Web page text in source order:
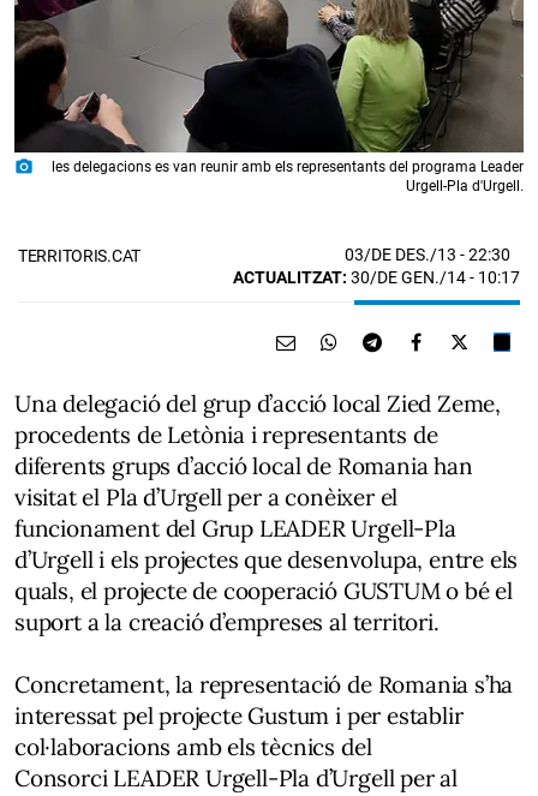
photo_camera
les delegacions es van reunir amb els representants del programa Leader
Urgell-Pla d'Urgell.
TERRITORIS.CAT 03/DE DES./13 - 22:30
ACTUALITZAT: 30/DE GEN./14 - 10:17
Una delegació del grup d’acció local Zied Zeme,
procedents de Letònia i representants de
diferents grups d’acció local de Romania han
visitat el Pla d’Urgell per a conèixer el
funcionament del Grup LEADER Urgell-Pla
d’Urgell i els projectes que desenvolupa, entre els
quals, el projecte de cooperació GUSTUM o bé el
suport a la creació d’empreses al territori.
Concretament, la representació de Romania s’ha
interessat pel projecte Gustum i per establir
col·laboracions amb els tècnics del
Consorci LEADER Urgell-Pla d’Urgell per al